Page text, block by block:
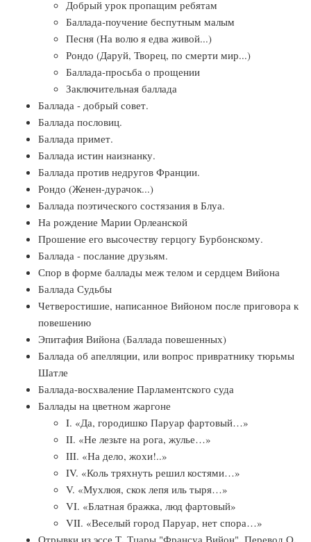
Добрый урок пропащим ребятам
Баллада-поучение беспутным малым
Песня (На волю я едва живой...)
Рондо (Даруй, Творец, по смерти мир...)
Баллада-просьба о прощении
Заключительная баллада
Баллада - добрый совет.
Баллада пословиц.
Баллада примет.
Баллада истин наизнанку.
Баллада против недругов Франции.
Рондо (Женен-дурачок...)
Баллада поэтического состязания в Блуа.
На рождение Марии Орлеанской
Прошение его высочеству герцогу Бурбонскому.
Баллада - послание друзьям.
Спор в форме баллады меж телом и сердцем Вийона
Баллада Судьбы
Четверостишие, написанное Вийоном после приговора к
повешению
Эпитафия Вийона (Баллада повешенных)
Баллада об апелляции, или вопрос привратнику тюрьмы
Шатле
Баллада-восхваление Парламентского суда
Баллады на цветном жаргоне
I. «Да, городишко Паруар фартовый…»
II. «Не лезьте на рога, жулье…»
III. «На дело, жохи!..»
IV. «Коль тряхнуть решил костями…»
V. «Мухлюя, скок лепя иль тыря…»
VI. «Блатная бражка, люд фартовый»
VII. «Веселый город Паруар, нет спора…»
Отрывки из эссе Т. Тцары "Франсуа Вийон". Перевод О.